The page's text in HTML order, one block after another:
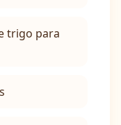
trigo para